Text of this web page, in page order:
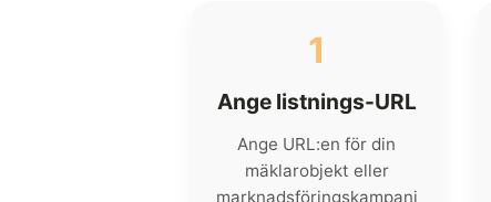
1
Ange listnings-URL
Ange URL:en för din
mäklarobjekt eller
marknadsföringskampanj